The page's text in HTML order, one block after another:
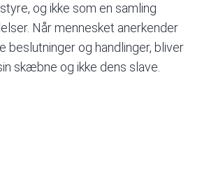
og ikke som en samling
Når mennesket anerkender
beslutninger og handlinger, bliver
skæbne og ikke dens slave.